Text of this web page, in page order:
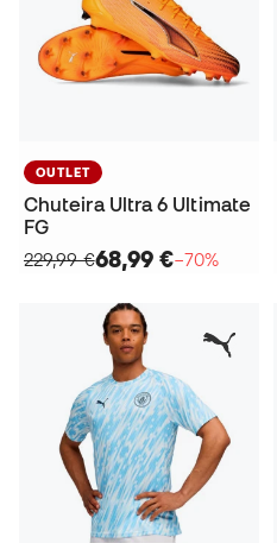
OUTLET
Chuteira Ultra 6 Ultimate
FG
229,99 €68,99 €−70%